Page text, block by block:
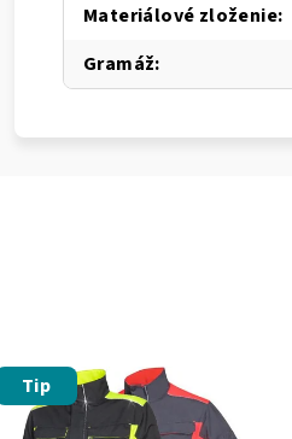
Materiálové zloženie:
Gramáž:
Tip